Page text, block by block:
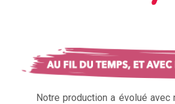
Notre production a évolué